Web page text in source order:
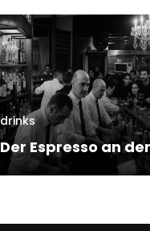
drinks
Der Espresso an